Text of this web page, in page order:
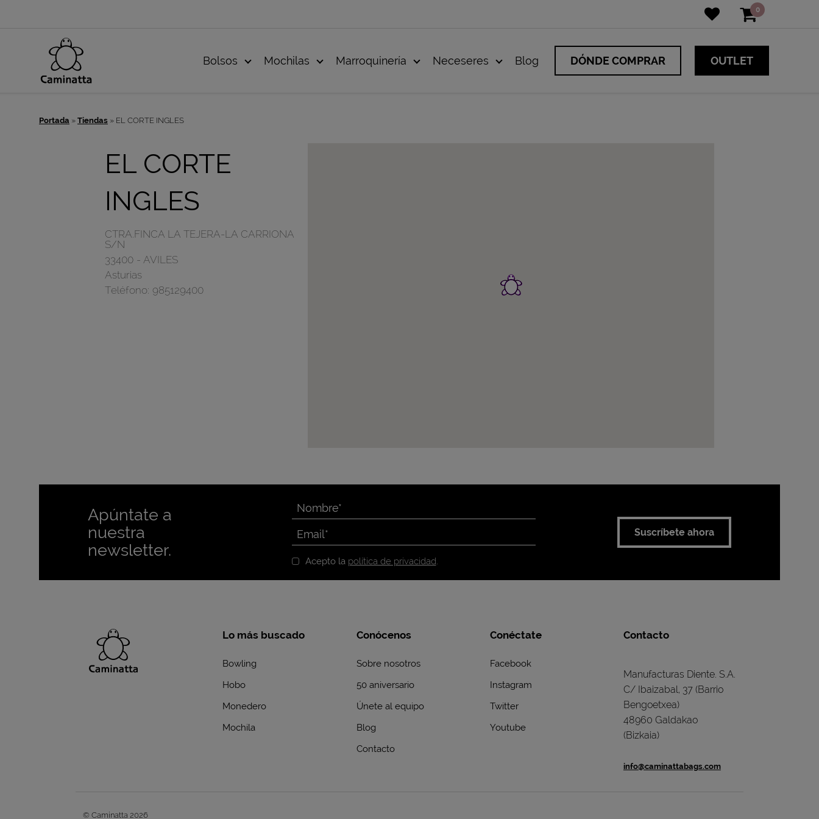
0
Bolsos Mochilas Marroquinería Neceseres Blog DÓNDE COMPRAR OUTLET
Portada » Tiendas » EL CORTE INGLES
EL CORTE
INGLES
CTRA.FINCA LA TEJERA-LA CARRIONA
S/N
33400 - AVILES
Asturias
Teléfono: 985129400
Apúntate a
nuestra
newsletter.
Acepto la política de privacidad.
Suscríbete ahora
Lo más buscado
Bowling
Hobo
Monedero
Mochila
Conócenos
Sobre nosotros
50 aniversario
Únete al equipo
Blog
Contacto
Conéctate
Facebook
Instagram
Twitter
Youtube
Contacto
Manufacturas Diente. S.A.
C/ Ibaizabal, 37 (Barrio
Bengoetxea)
48960 Galdakao
(Bizkaia)
info@caminattabags.com
© Caminatta 2026